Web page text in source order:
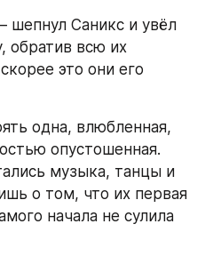
Саникс и увёл
обратив всю их
это они его
одна, влюбленная,
опустошенная.
музыка, танцы и
о том, что их первая
начала не сулила